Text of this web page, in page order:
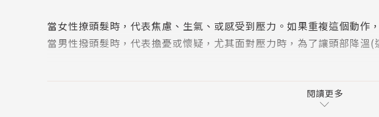
當女性撩頭髮時，代表焦慮、生氣、或感受到壓力。如果重複這個動作
當男性撥頭髮時，代表擔憂或懷疑，尤其面對壓力時，為了讓頭部降溫
有些人會輕快地用舌頭來回舔舐上唇，這反映出他們正處於愉快的情緒
閱讀更多